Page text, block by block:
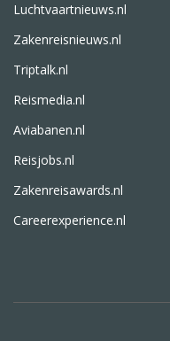
Luchtvaartnieuws.nl
Zakenreisnieuws.nl
Triptalk.nl
Reismedia.nl
Aviabanen.nl
Reisjobs.nl
Zakenreisawards.nl
Careerexperience.nl